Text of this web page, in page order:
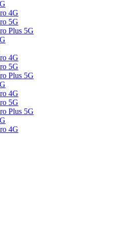
4G
5G
Plus 5G
4G
5G
Plus 5G
4G
5G
Plus 5G
4G